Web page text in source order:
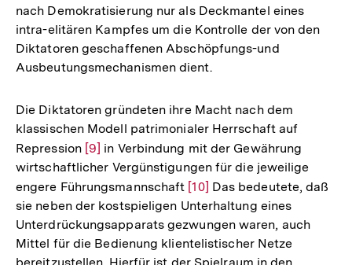
nach Demokratisierung nur als Deckmantel eines
intra-elitären Kampfes um die Kontrolle der von den
Diktatoren geschaffenen Abschöpfungs-und
Ausbeutungsmechanismen dient.
Die Diktatoren gründeten ihre Macht nach dem
klassischen Modell patrimonialer Herrschaft auf
Repression Zur
Auflösung
der
Fußnote
[9] in Verbindung mit der Gewährung
wirtschaftlicher Vergünstigungen für die jeweilige
engere Führungsmannschaft Zur
Auflösung
der
Fußnote
[10] Das bedeutete, daß
sie neben der kostspieligen Unterhaltung eines
Unterdrückungsapparats gezwungen waren, auch
Mittel für die Bedienung klientelistischer Netze
bereitzustellen. Hierfür ist der Spielraum in den